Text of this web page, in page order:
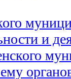
и